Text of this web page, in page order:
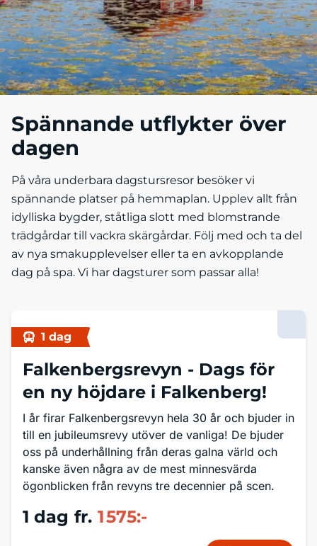
Spännande utflykter över
dagen
På våra underbara dagstursresor besöker vi
spännande platser på hemmaplan. Upplev allt från
idylliska bygder, ståtliga slott med blomstrande
trädgårdar till vackra skärgårdar. Följ med och ta del
av nya smakupplevelser eller ta en avkopplande
dag på spa. Vi har dagsturer som passar alla!
1 dag
Falkenbergsrevyn - Dags för
en ny höjdare i Falkenberg!
I år firar Falkenbergsrevyn hela 30 år och bjuder in
till en jubileumsrevy utöver de vanliga! De bjuder
oss på underhållning från deras galna värld och
kanske även några av de mest minnesvärda
ögonblicken från revyns tre decennier på scen.
1 dag fr. 1 575:-